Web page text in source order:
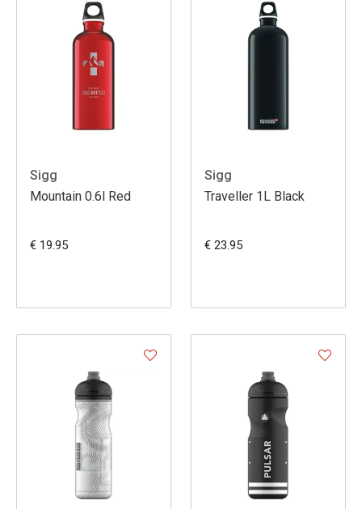
Sigg
Mountain 0.6l Red
€ 19.95
Sigg
Traveller 1L Black
€ 23.95